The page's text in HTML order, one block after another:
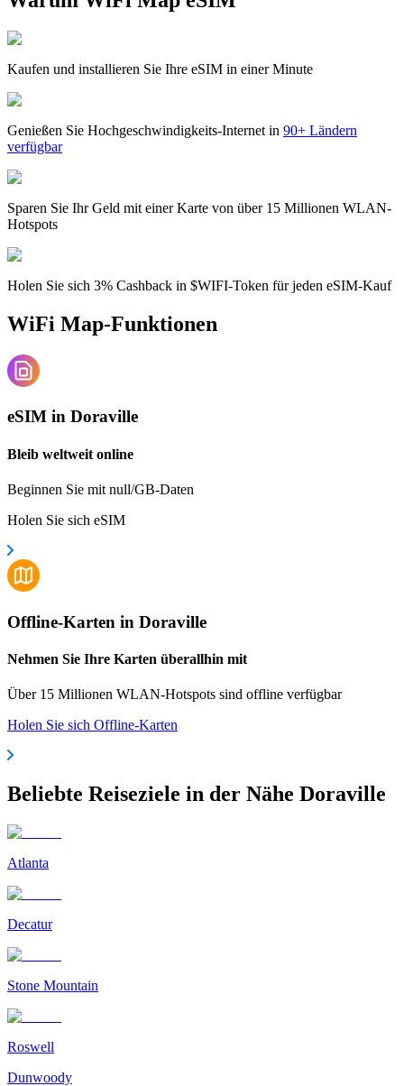
Kaufen und installieren Sie Ihre eSIM in einer Minute
Genießen Sie Hochgeschwindigkeits-Internet in 90+ Ländern
verfügbar
Sparen Sie Ihr Geld mit einer Karte von über 15 Millionen WLAN-
Hotspots
Holen Sie sich 3% Cashback in $WIFI-Token für jeden eSIM-Kauf
WiFi Map-Funktionen
eSIM in Doraville
Bleib weltweit online
Beginnen Sie mit null/GB-Daten
Holen Sie sich eSIM
Offline-Karten in Doraville
Nehmen Sie Ihre Karten überallhin mit
Über 15 Millionen WLAN-Hotspots sind offline verfügbar
Holen Sie sich Offline-Karten
Beliebte Reiseziele in der Nähe Doraville
Atlanta
Decatur
Stone Mountain
Roswell
Dunwoody